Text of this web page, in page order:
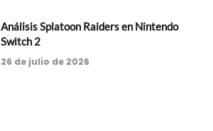
Análisis Splatoon Raiders en Nintendo
Switch 2
26 de julio de 2026